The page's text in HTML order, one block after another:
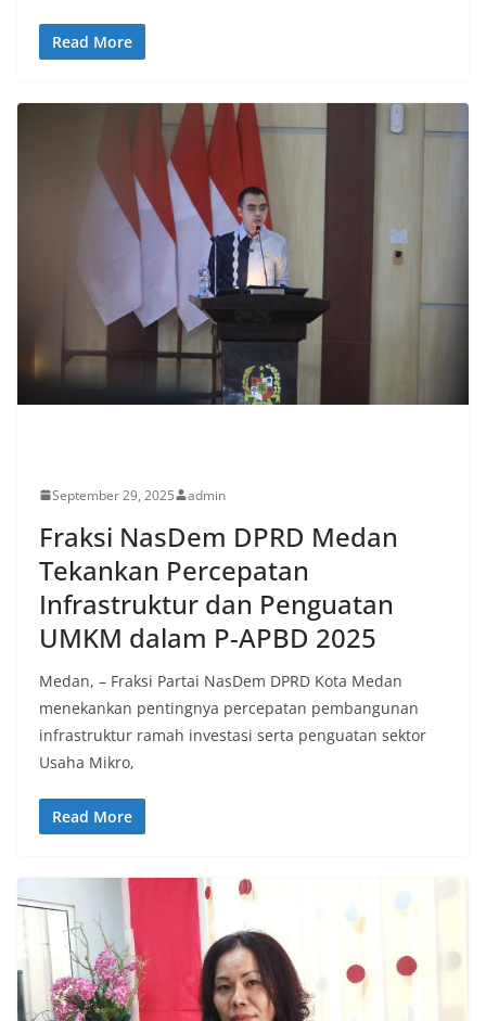
Read More
September 29, 2025 admin
Fraksi NasDem DPRD Medan
Tekankan Percepatan
Infrastruktur dan Penguatan
UMKM dalam P-APBD 2025
Medan, – Fraksi Partai NasDem DPRD Kota Medan
menekankan pentingnya percepatan pembangunan
infrastruktur ramah investasi serta penguatan sektor
Usaha Mikro,
Read More